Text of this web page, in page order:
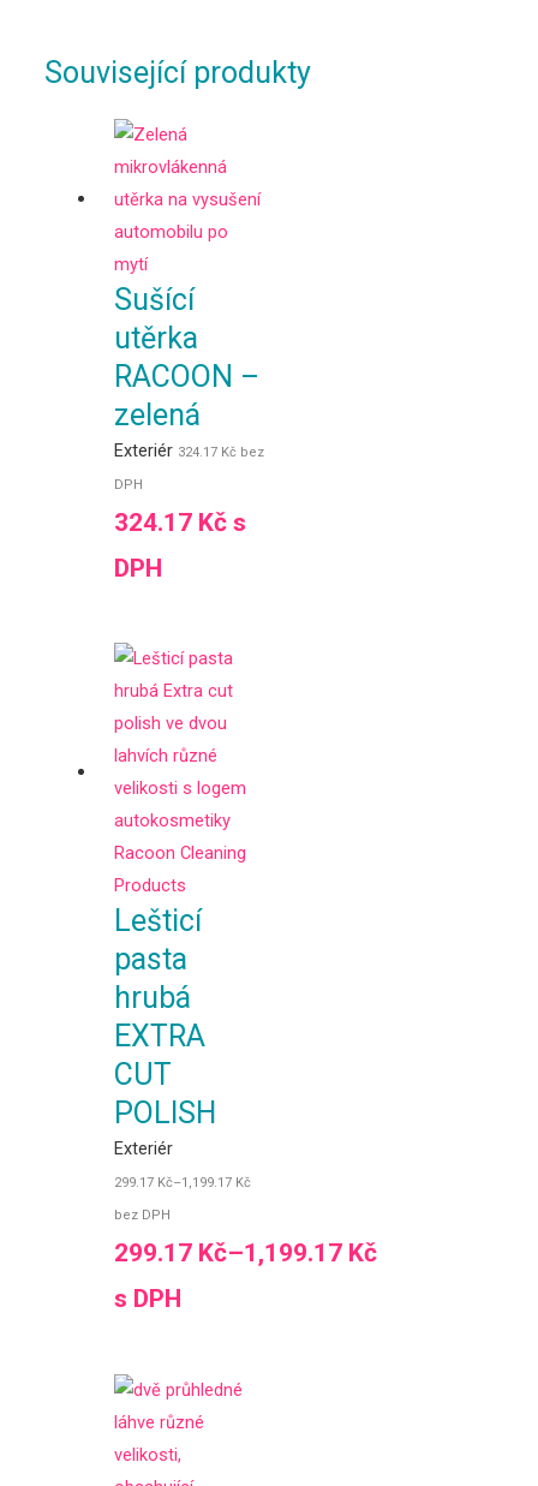
Související produkty
Sušící
utěrka
RACOON –
zelená
Exteriér 324.17 Kč bez
DPH
324.17 Kč s
DPH
Lešticí
pasta
hrubá
EXTRA
CUT
POLISH
Exteriér
299.17 Kč–1,199.17 Kč
bez DPH
299.17 Kč–1,199.17 Kč
s DPH